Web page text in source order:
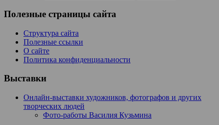
Полезные страницы сайта
Структура сайта
Полезные ссылки
О сайте
Политика конфиденциальности
Выставки
Онлайн-выставки художников, фотографов и других
творческих людей
Фото-работы Василия Кузьмина